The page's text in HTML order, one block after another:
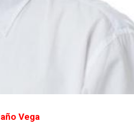
Vega